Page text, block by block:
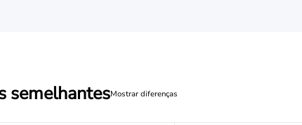
semelhantesMostrar diferenças